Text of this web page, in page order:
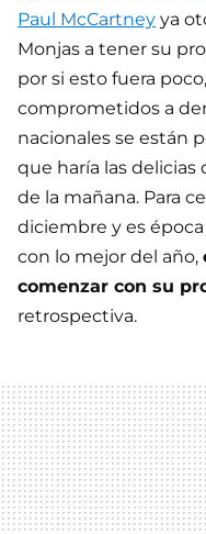
Paul McCartney ya
Monjas a tener su
por si esto fuera
comprometidos a
nacionales se están
que haría las delicias
de la mañana. Para
diciembre y es
con lo mejor del año,
comenzar con su
retrospectiva.